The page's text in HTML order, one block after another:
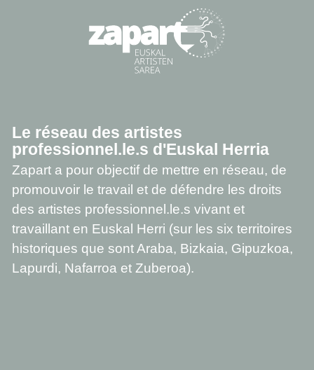
Le réseau des artistes
professionnel.le.s d'Euskal Herria
Zapart a pour objectif de mettre en réseau, de
promouvoir le travail et de défendre les droits
des artistes professionnel.le.s vivant et
travaillant en Euskal Herri (sur les six territoires
historiques que sont Araba, Bizkaia, Gipuzkoa,
Lapurdi, Nafarroa et Zuberoa).